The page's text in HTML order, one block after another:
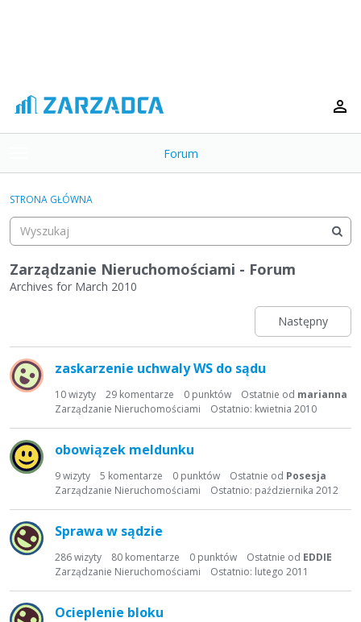
o
g
e
m
e
n
Forum
Kategorie
Dyskusje
Aktywność
STRONA GŁÓWNA
Zarządzanie Nieruchomościami - Forum
Archives for March 2010
Następny
i
s
a
d
y
u
s
y
a
zaskarzenie uchwaly WS do sądu
10wizyty 29 komentarze 0 punktów Ostatnie od marianna
Ostatnio: kwietnia 2010
Zarządzanie Nieruchomościami
obowiązek meldunku
9wizyty 5 komentarze 0 punktów Ostatnie od Posesja
Ostatnio: października 2012
Zarządzanie Nieruchomościami
Sprawa w sądzie
286wizyty 80 komentarze 0 punktów Ostatnie od EDDIE
Ostatnio: lutego 2011
Zarządzanie Nieruchomościami
Ocieplenie bloku